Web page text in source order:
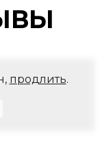
продлить.